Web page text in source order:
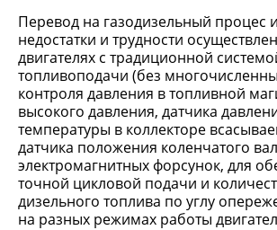
Перевод на газодизельный процес
недостатки и трудности
двигателях с традиционной
топливоподачи (без
контроля давления в топливной
высокого давления, датчика
температуры в коллекторе
датчика положения коленчатого
электромагнитных форсунок, для
точной цикловой подачи и
дизельного топлива по углу
на разных режимах работы